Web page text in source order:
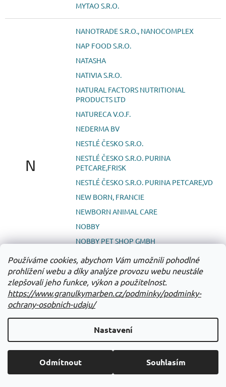
Používáme cookies, abychom Vám umožnili pohodlné
prohlížení webu a díky analýze provozu webu neustále
zlepšovali jeho funkce, výkon a použitelnost.
https://www.granulkymarben.cz/podminky/podminky-
ochrany-osobnich-udaju/
Nastavení
Odmítnout Souhlasím
MYTAO S.R.O.
N
NANOTRADE S.R.O., NANOCOMPLEX
NAP FOOD S.R.O.
NATASHA
NATIVIA S.R.O.
NATURAL FACTORS NUTRITIONAL
PRODUCTS LTD
NATURECA V.O.F.
NEDERMA BV
NESTLÉ ČESKO S.R.O.
NESTLÉ ČESKO S.R.O. PURINA
PETCARE,FRISK
NESTLÉ ČESKO S.R.O. PURINA PETCARE,VD
NEW BORN, FRANCIE
NEWBORN ANIMAL CARE
NOBBY
NOBBY PET SHOP GMBH
NOVIKO S.R.O.
NUTRI-BIOMED HELLAS LTD.
NUTRIFARM SP. Z O.O.
NUTRIN S.R.O.
ORIJEN
ORION PHARMA ANIMAL HEALTH